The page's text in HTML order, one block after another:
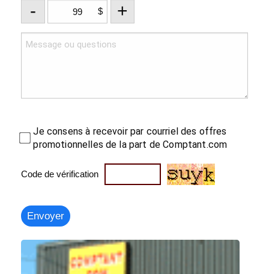
- $ +
Je consens à recevoir par courriel des offres
promotionnelles de la part de Comptant.com
Code de vérification